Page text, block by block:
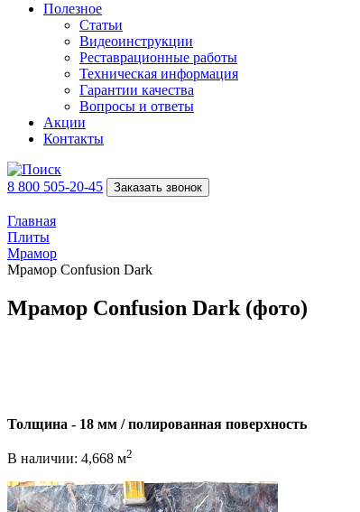
Полезное
Статьи
Видеоинструкции
Реставрационные работы
Техническая информация
Гарантии качества
Вопросы и ответы
Акции
Контакты
8 800 505-20-45 Заказать звонок
Главная
Плиты
Мрамор
Мрамор Сonfusion Dark
Мрамор Сonfusion Dark (фото)
Толщина - 18 мм / полированная поверхность
В наличии: 4,668 м2